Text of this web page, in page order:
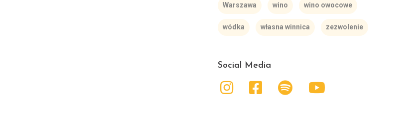
Warszawa wino wino owocowe
wódka własna winnica zezwolenie
Social Media